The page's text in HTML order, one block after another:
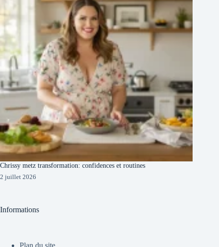
Chrissy metz transformation: confidences et routines
2 juillet 2026
Informations